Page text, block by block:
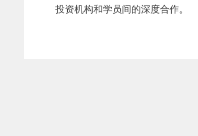
投资机构和学员间的深度合作。